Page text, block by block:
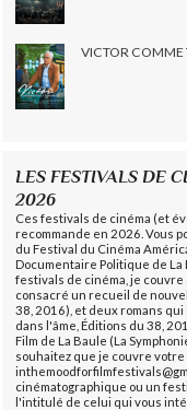
VICTOR
LES FESTIVALS DE
2026
Ces festivals de cinéma (et
recommande en 2026. Vous
du Festival du Cinéma
Documentaire Politique de La
festivals de cinéma, je
consacré un recueil de
38, 2016), et deux romans
dans l'âme, Éditions du 38,
Film de La Baule (La
souhaitez que je couvre votre
cinématographique ou un
l'intitulé de celui qui vous